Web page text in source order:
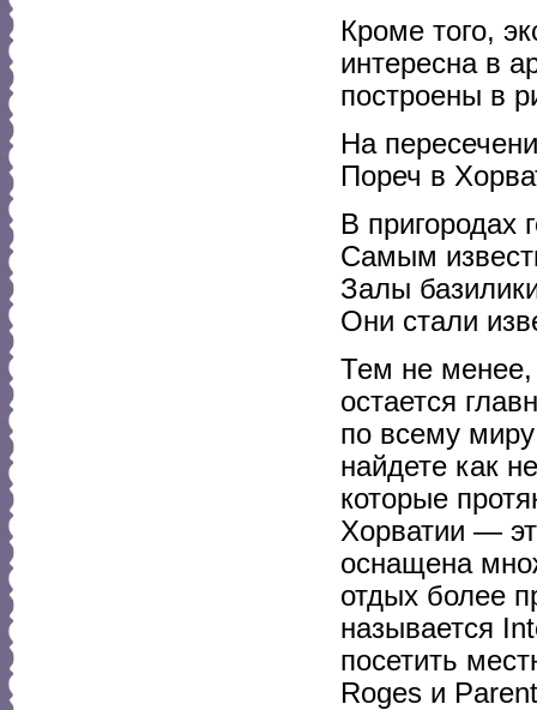
Кроме того,
интересна в
построены в
На
Пореч в
В пригородах
Самым
Залы
Они стали
Тем не менее,
остается
по всему
найдете как
которые
Хорватии —
оснащена
отдых более
называется
посетить
Roges и